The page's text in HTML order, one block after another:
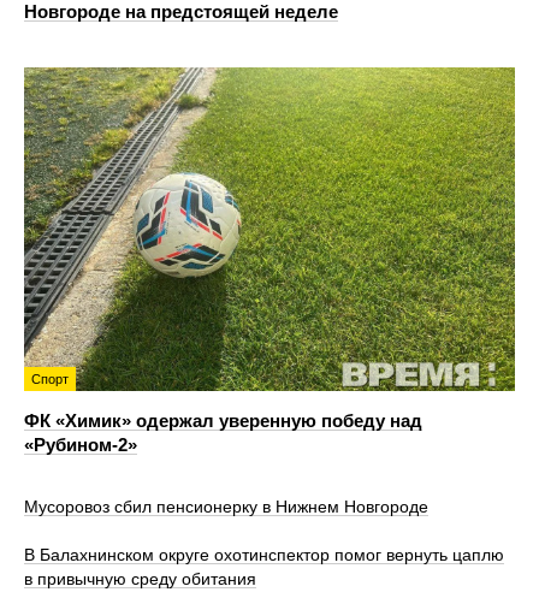
Новгороде на предстоящей неделе
Спорт
ФК «Химик» одержал уверенную победу над
«Рубином‑2»
Мусоровоз сбил пенсионерку в Нижнем Новгороде
В Балахнинском округе охотинспектор помог вернуть цаплю
в привычную среду обитания